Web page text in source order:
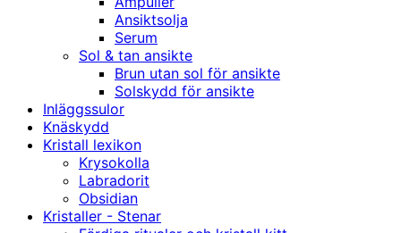
Ansiktsolja
Serum
Sol & tan ansikte
Brun utan sol för ansikte
Solskydd för ansikte
Inläggssulor
Knäskydd
Kristall lexikon
Krysokolla
Labradorit
Obsidian
Kristaller - Stenar